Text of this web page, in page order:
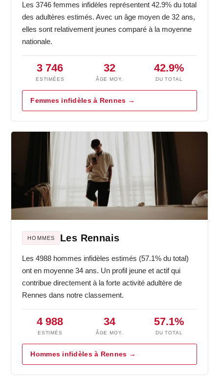
Les 3746 femmes infidèles représentent 42.9% du total
des adultères estimés. Avec un âge moyen de 32 ans,
elles sont relativement jeunes comparé à la moyenne
nationale.
3 746
ESTIMÉES
32
ÂGE MOY.
42.9%
DU TOTAL
Femmes infidèles à Rennes →
HOMMES Les Rennais
Les 4988 hommes infidèles estimés (57.1% du total)
ont en moyenne 34 ans. Un profil jeune et actif qui
contribue directement à la forte activité adultère de
Rennes dans notre classement.
4 988
ESTIMÉS
34
ÂGE MOY.
57.1%
DU TOTAL
Hommes infidèles à Rennes →